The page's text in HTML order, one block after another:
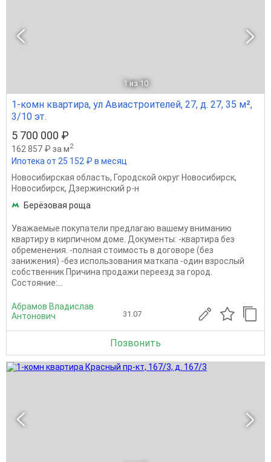
1 из 10
1-комн квартира, ул Авиастроителей, 27, д. 27, 35 м²,
3/10 эт.
5 700 000 ₽
162 857 ₽ за м2
Ипотека от 25 152 ₽ в месяц
Новосибирская область, Городской округ Новосибирск,
Новосибирск, Дзержинский р-н
Берёзовая роща
Уважаемые покупатели предлагаю вашему вниманию
квартиру в кирпичном доме. Документы: -квартира без
обременения. -полная стоимость в договоре (без
занижения) -без использования маткапа -один взрослый
собственник Причина продажи переезд за город.
Состояние:...
Абрамов Владислав
Антонович
31.07
Позвонить